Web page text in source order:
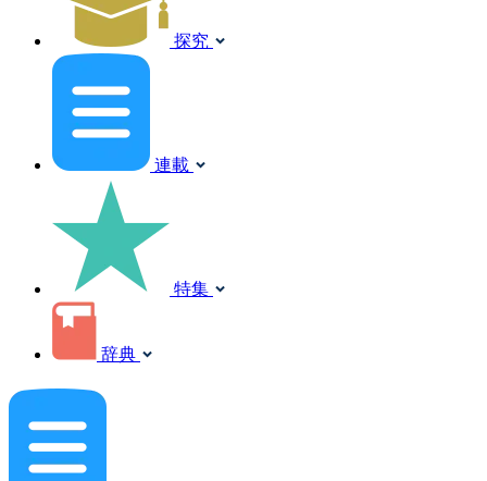
探究
連載
特集
辞典